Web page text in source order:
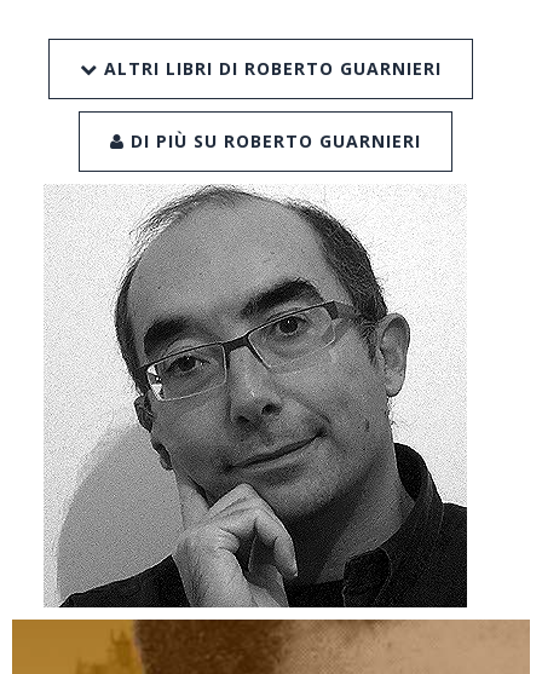
ALTRI LIBRI DI ROBERTO GUARNIERI
DI PIÙ SU ROBERTO GUARNIERI